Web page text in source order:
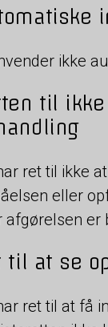
ikke
til
ret til ikke
eller
afgørelsen er
til at se
ret til at få